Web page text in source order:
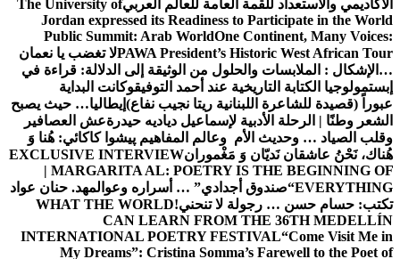
الأكاديمي والاستعداد للقمة العامة للعالم العربيThe University of
Jordan expressed its Readiness to Participate in the World
Public Summit: Arab WorldOne Continent, Many Voices:
PAWA President’s Historic West African Tourلا تغضب يا نعمان
…الإشكال : الملابسات والحلول من الوثيقة إلى الدلالة: قراءة في
إبستمولوجيا الكتابة التاريخية عند أحمد التوفيقوكانت البداية
عبوراً (قصيدة للشاعرة اللبنانية ريتا نجيب نفاع) إيطاليا… حيث يصبح
الشعر وطنًا | الرحلة الأدبية لإسماعيل دياديه حيدرةعش العصافير
وقلب الصياد … وحديث الأم وعالم المفاهيم پیشوا کاکائي: هُنا وَ
هُناك، نَحْنُ عاشقان نَديّان وَ مَغْمورانEXCLUSIVE INTERVIEW
| MARGARITA AL: POETRY IS THE BEGINNING OF
EVERYTHING“صندوق أجدادي” … أسراره وعوالمهد. حنان عواد
تكتب: حسام حسن … رجولة لا تنحني!WHAT THE WORLD
CAN LEARN FROM THE 36TH MEDELLÍN
INTERNATIONAL POETRY FESTIVAL“Come Visit Me in
My Dreams”: Cristina Somma’s Farewell to the Poet of